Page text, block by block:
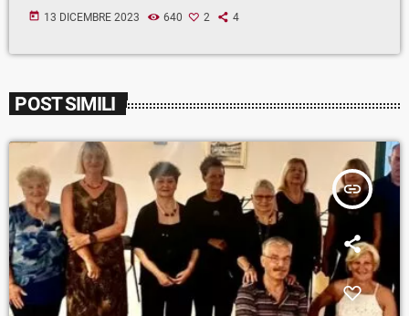
today 13 DICEMBRE 2023 640 2 4
POST SIMILI
insert_link